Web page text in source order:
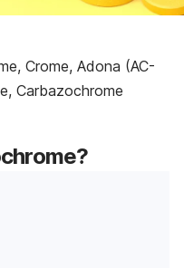
Crome, Adona (AC-
Carbazochrome